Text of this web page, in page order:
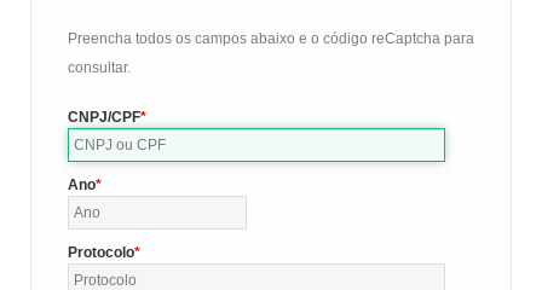
Preencha todos os campos abaixo e o código reCaptcha para
consultar.
CNPJ/CPF
Ano
Protocolo